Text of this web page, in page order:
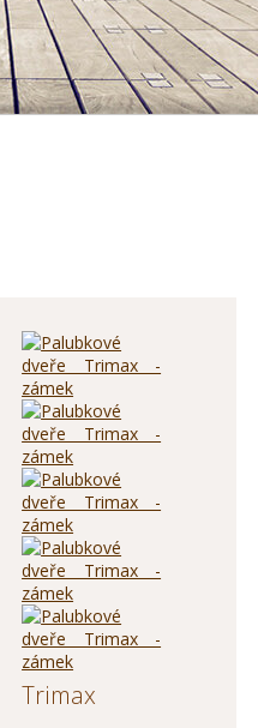
Trimax